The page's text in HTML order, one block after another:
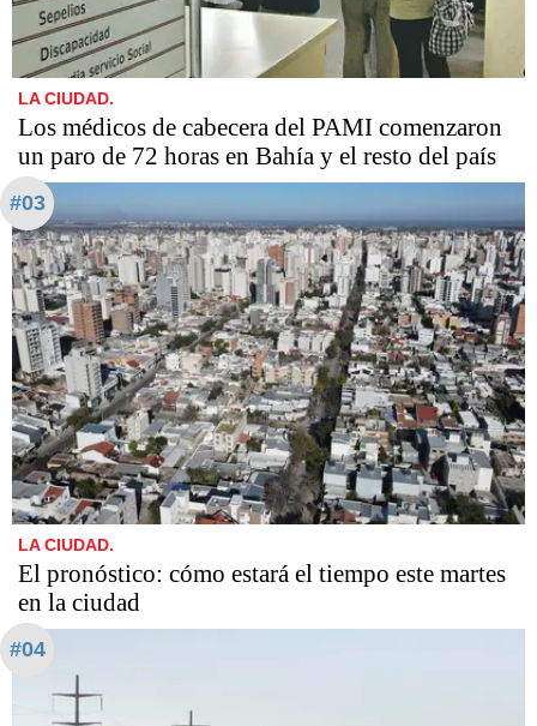
LA CIUDAD.
Los médicos de cabecera del PAMI comenzaron
un paro de 72 horas en Bahía y el resto del país
#03
LA CIUDAD.
El pronóstico: cómo estará el tiempo este martes
en la ciudad
#04